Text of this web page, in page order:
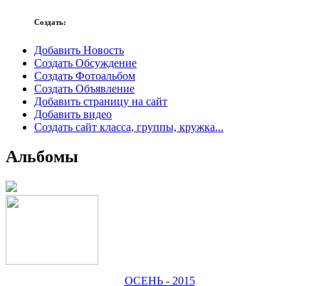
Создать:
Добавить Новость
Создать Обсуждение
Создать Фотоальбом
Создать Объявление
Добавить страницу на сайт
Добавить видео
Создать сайт класса, группы, кружка...
Альбомы
ОСЕНЬ - 2015